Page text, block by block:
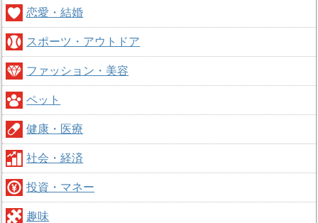
恋愛・結婚
スポーツ・アウトドア
ファッション・美容
ペット
健康・医療
社会・経済
投資・マネー
趣味